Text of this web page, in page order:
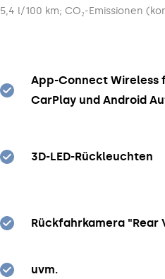
5,4 l/100 km; CO₂-Emissionen
App-Connect Wireless
CarPlay und Android
3D-LED-Rückleuchten
Rückfahrkamera "Rear
uvm.